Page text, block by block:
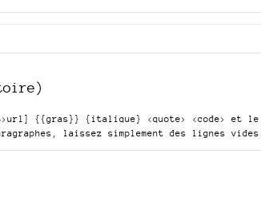
{{gras}} {italique} <quote> <code>
et le
laissez simplement des lignes vides.